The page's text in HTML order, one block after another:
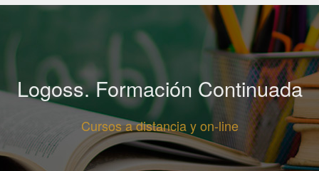
Logoss. Formación Continuada
Cursos a distancia y on-line